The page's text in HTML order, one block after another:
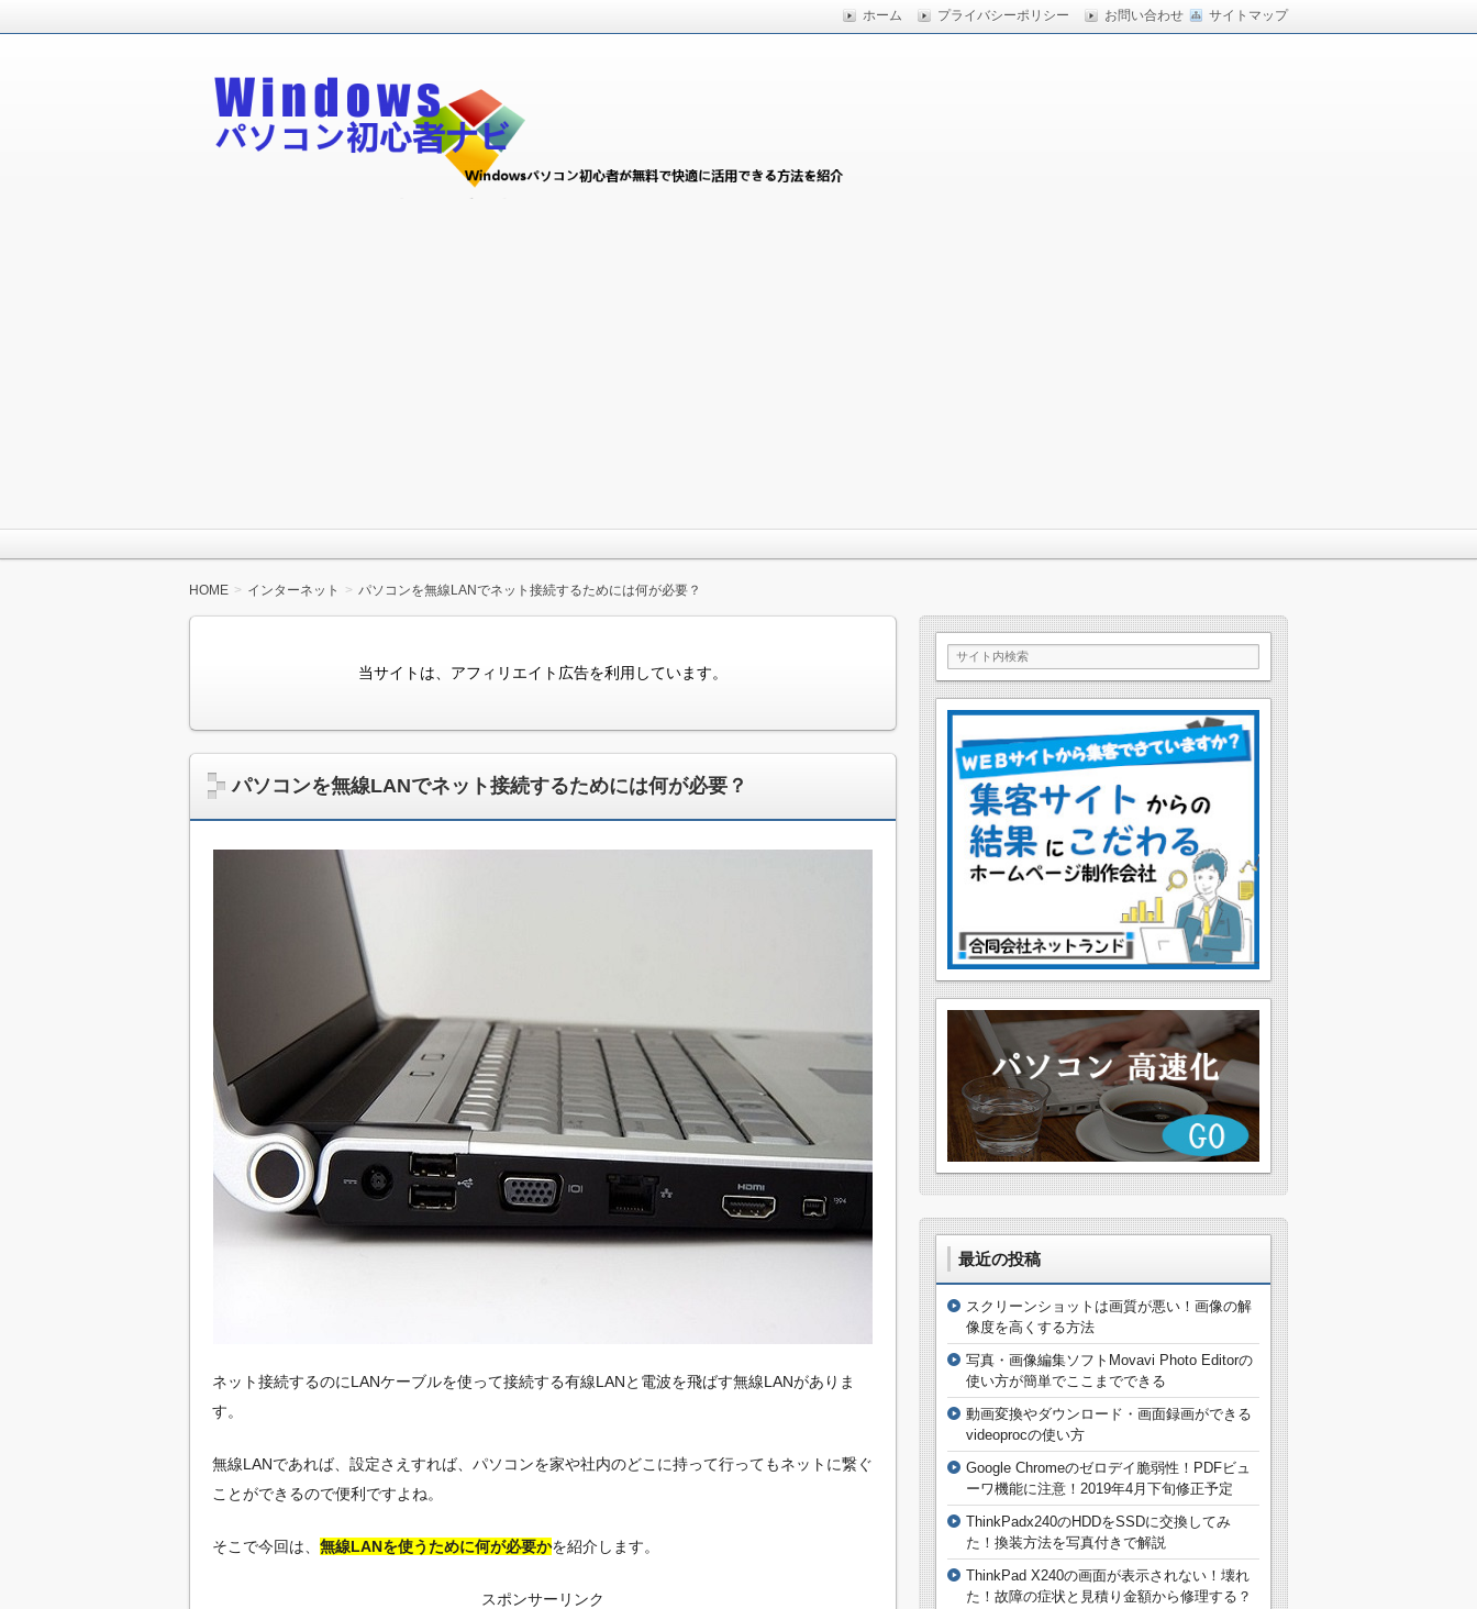
サイトマップ
ホーム プライバシーポリシー お問い合わせ
Windowsパソコン初心者ナビ
HOME インターネット パソコンを無線LANでネット接続するためには何が必要？
当サイトは、アフィリエイト広告を利用しています。
パソコンを無線LANでネット接続するためには何が必要？
ネット接続するのにLANケーブルを使って接続する有線LANと電波を飛ばす無線LANがありま
す。
無線LANであれば、設定さえすれば、パソコンを家や社内のどこに持って行ってもネットに繋ぐ
ことができるので便利ですよね。
そこで今回は、 無線LANを使うために何が必要かを紹介します。
スポンサーリンク
最近の投稿
スクリーンショットは画質が悪い！画像の解
像度を高くする方法
写真・画像編集ソフトMovavi Photo Editorの
使い方が簡単でここまでできる
動画変換やダウンロード・画面録画ができる
videoprocの使い方
Google Chromeのゼロデイ脆弱性！PDFビュ
ーワ機能に注意！2019年4月下旬修正予定
ThinkPadx240のHDDをSSDに交換してみ
た！換装方法を写真付きで解説
ThinkPad X240の画面が表示されない！壊れ
た！故障の症状と見積り金額から修理する？